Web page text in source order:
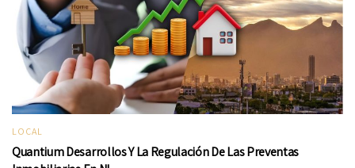
LOCAL
Quantium Desarrollos Y La Regulación De Las Preventas